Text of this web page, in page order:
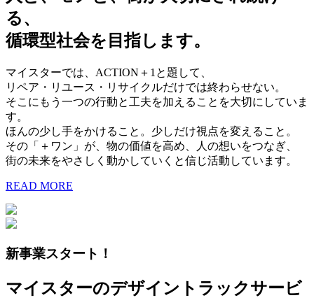
る、
循環型社会を目指します。
マイスターでは、ACTION＋1と題して、
リペア・リユース・リサイクルだけでは終わらせない。
そこにもう一つの行動と工夫を加えることを大切にしていま
す。
ほんの少し手をかけること。少しだけ視点を変えること。
その「＋ワン」が、物の価値を高め、人の想いをつなぎ、
街の未来をやさしく動かしていくと信じ活動しています。
READ MORE
新事業スタート！
マイスターのデザイントラックサービ